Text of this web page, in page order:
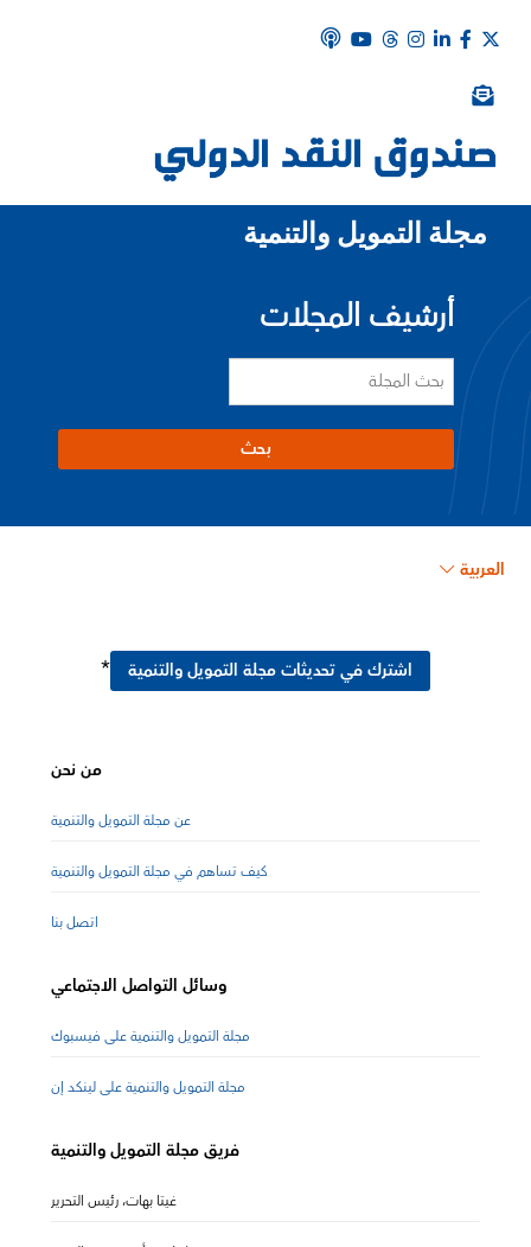
مجلة التمويل والتنمية
أرشيف المجلات
العربية
اشترك في تحديثات مجلة التمويل والتنمية *
من نحن
عن مجلة التمويل والتنمية
كيف تساهم في مجلة التمويل والتنمية
اتصل بنا
وسائل التواصل الاجتماعي
مجلة التمويل والتنمية على فيسبوك
مجلة التمويل والتنمية على لينكد إن
فريق مجلة التمويل والتنمية
غيتا بهات، رئيس التحرير